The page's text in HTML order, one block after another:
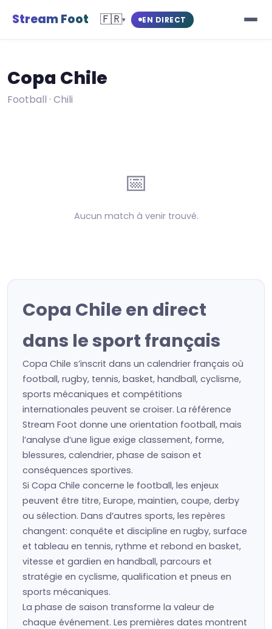
Stream Foot 🇫🇷▾ EN DIRECT
Copa Chile
Football · Chili
📅
Aucun match à venir trouvé.
Copa Chile en direct
dans le sport français
Copa Chile s’inscrit dans un calendrier français où
football, rugby, tennis, basket, handball, cyclisme,
sports mécaniques et compétitions
internationales peuvent se croiser. La référence
Stream Foot donne une orientation football, mais
l’analyse d’une ligue exige classement, forme,
blessures, calendrier, phase de saison et
conséquences sportives.
Si Copa Chile concerne le football, les enjeux
peuvent être titre, Europe, maintien, coupe, derby
ou sélection. Dans d’autres sports, les repères
changent: conquête et discipline en rugby, surface
et tableau en tennis, rythme et rebond en basket,
vitesse et gardien en handball, parcours et
stratégie en cyclisme, qualification et pneus en
sports mécaniques.
La phase de saison transforme la valeur de
chaque événement. Les premières dates montrent